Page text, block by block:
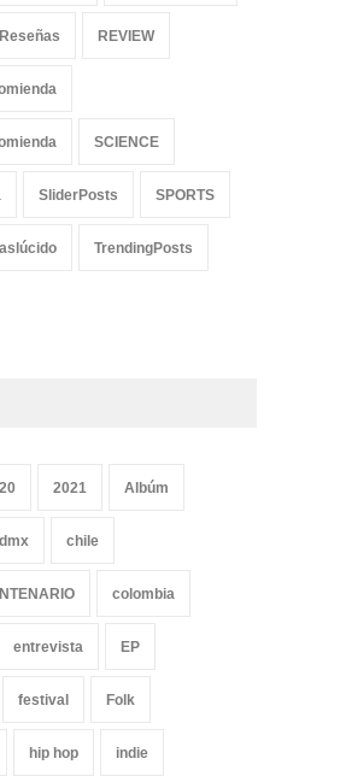
Reseñas REVIEW
SCIENCE
SliderPosts SPORTS
TrendingPosts
2021 Albúm
chile
colombia
entrevista EP
festival Folk
hip hop indie